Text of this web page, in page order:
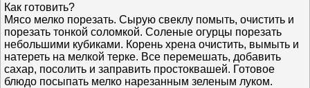
Как готовить?
Мясо мелко порезать. Сырую свеклу помыть, очистить и
порезать тонкой соломкой. Соленые огурцы порезать
небольшими кубиками. Корень хрена очистить, вымыть и
натереть на мелкой терке. Все перемешать, добавить
сахар, посолить и заправить простоквашей. Готовое
блюдо посыпать мелко нарезанным зеленым луком.